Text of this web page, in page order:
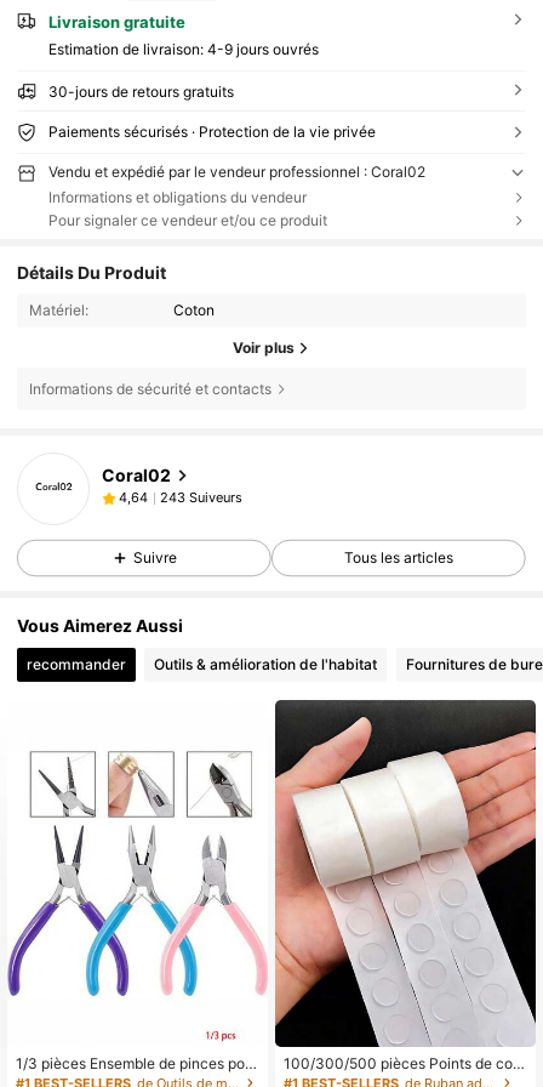
Livraison gratuite
Estimation de livraison: 4-9 jours ouvrés
30-jours de retours gratuits
Paiements sécurisés · Protection de la vie privée
Vendu et expédié par le vendeur professionnel : Coral02
Informations et obligations du vendeur
Pour signaler ce vendeur et/ou ce produit
Détails Du Produit
Matériel: Coton
Voir plus
Informations de sécurité et contacts
Coral02
4,64 243 Suiveurs
Suivre Tous les articles
Vous Aimerez Aussi
recommander Outils & amélioration de l'habitat Fournitures de
1/3 pièces Ensemble de pinces pour
la fabrication de bijoux - Pinces à ai
#1 BEST-SELLERS
de Outils de moulage de bijoux Fabrication de perl
100/300/500 pièces Points de coll
e transparents pour ballons, points
#1 BEST-SELLERS
de Ruban adhésif